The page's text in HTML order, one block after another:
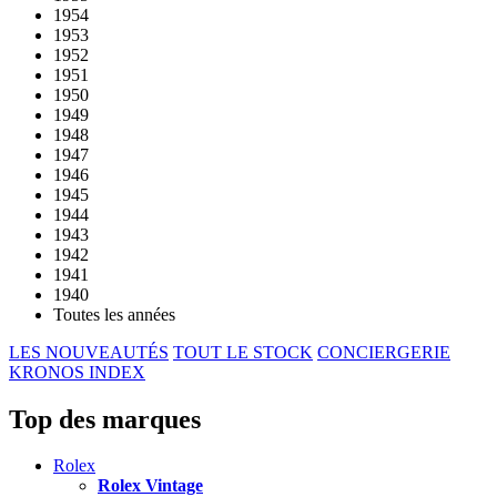
1954
1953
1952
1951
1950
1949
1948
1947
1946
1945
1944
1943
1942
1941
1940
Toutes les années
LES NOUVEAUTÉS TOUT LE STOCK CONCIERGERIE
KRONOS INDEX
Top des marques
Rolex
Rolex Vintage